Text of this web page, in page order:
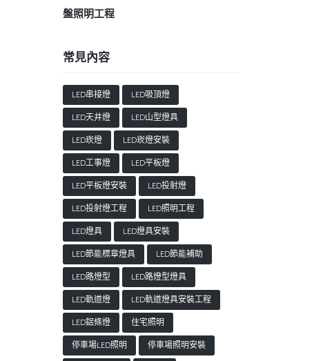
盤照明工程
常見內容
LED串接燈
LED吸頂燈
LED天井燈
LED山型燈具
LED崁燈
LED崁燈安裝
LED工事燈
LED平板燈
LED平板燈安裝
LED投射燈
LED投射燈工程
LED照明工程
LED燈具
LED燈具安裝
LED節能標章燈具
LED節能補助
LED路燈型
LED路燈型燈具
LED軌道燈
LED軌道燈具安裝工程
LED鋁條燈
住宅照明
停車場LED照明
停車場照明安裝